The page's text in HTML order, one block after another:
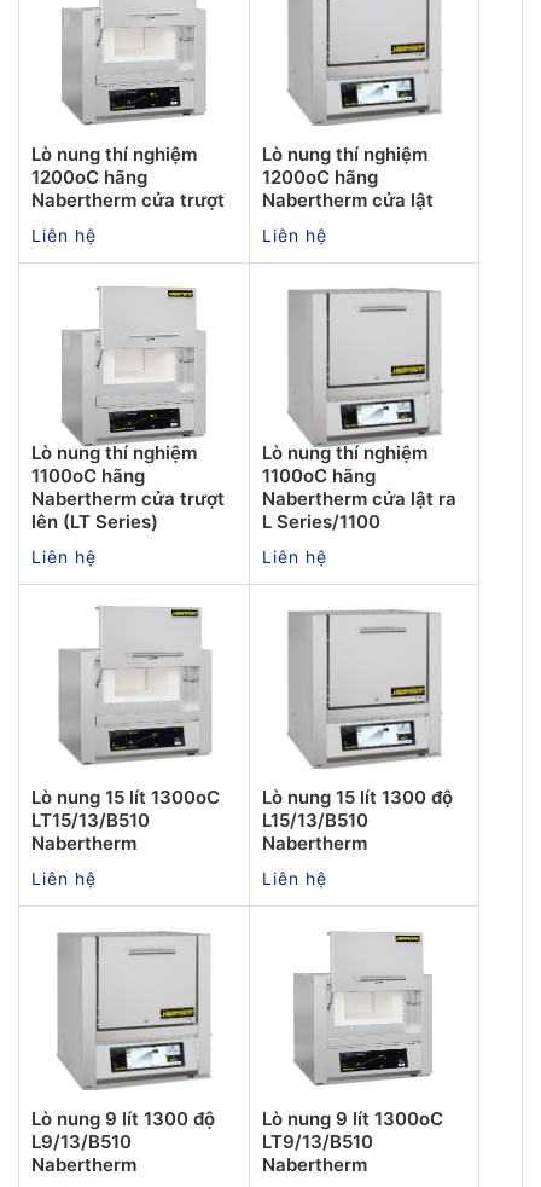
Lò nung thí nghiệm
1200oC hãng
Nabertherm cửa trượt
Liên hệ
Lò nung thí nghiệm
1200oC hãng
Nabertherm cửa lật
Liên hệ
Lò nung thí nghiệm
1100oC hãng
Nabertherm cửa trượt
lên (LT Series)
Liên hệ
Lò nung thí nghiệm
1100oC hãng
Nabertherm cửa lật ra
L Series/1100
Liên hệ
Lò nung 15 lít 1300oC
LT15/13/B510
Nabertherm
Liên hệ
Lò nung 15 lít 1300 độ
L15/13/B510
Nabertherm
Liên hệ
Lò nung 9 lít 1300 độ
L9/13/B510
Nabertherm
Lò nung 9 lít 1300oC
LT9/13/B510
Nabertherm